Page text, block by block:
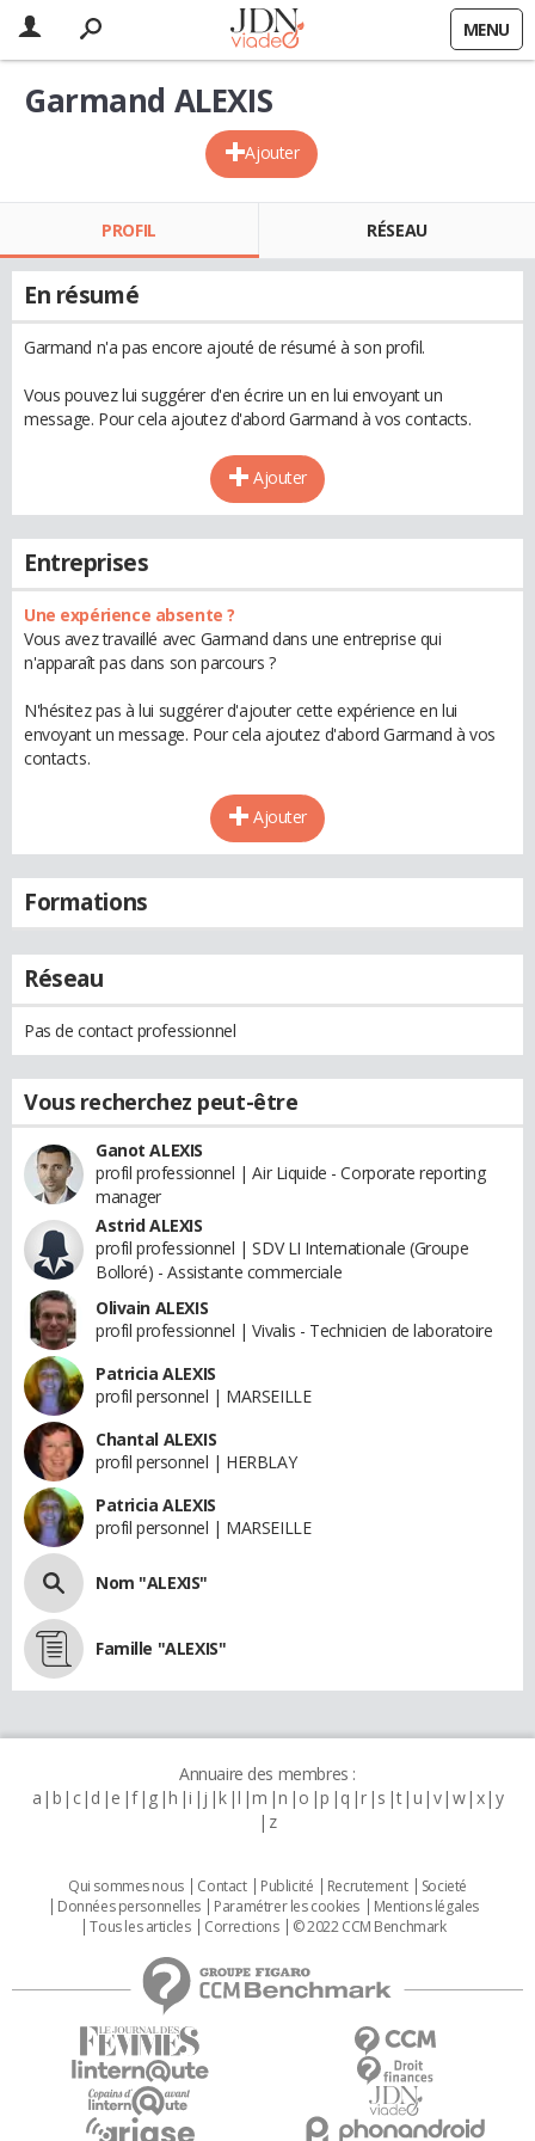
MENU
Ajouter
Garmand ALEXIS
PROFIL RÉSEAU
En résumé
Garmand n'a pas encore ajouté de résumé à son profil.
Vous pouvez lui suggérer d'en écrire un en lui envoyant un
message. Pour cela ajoutez d'abord Garmand à vos contacts.
Ajouter
Entreprises
Une expérience absente ?
Vous avez travaillé avec Garmand dans une entreprise qui
n'apparaît pas dans son parcours ?
N'hésitez pas à lui suggérer d'ajouter cette expérience en lui
envoyant un message. Pour cela ajoutez d'abord Garmand à vos
contacts.
Ajouter
Formations
Réseau
Pas de contact professionnel
Vous recherchez peut-être
Ganot ALEXIS
profil professionnel | Air Liquide - Corporate reporting
manager
Astrid ALEXIS
profil professionnel | SDV LI Internationale (Groupe
Bolloré) - Assistante commerciale
Olivain ALEXIS
profil professionnel | Vivalis - Technicien de laboratoire
Patricia ALEXIS
profil personnel | MARSEILLE
Chantal ALEXIS
profil personnel | HERBLAY
Patricia ALEXIS
profil personnel | MARSEILLE
Nom "ALEXIS"
Famille "ALEXIS"
Annuaire des membres :
a b c d e f g h i j k l m n o p q r s t u v w x y
z
Qui sommes nous Contact Publicité Recrutement
Societé
Données personnelles
Paramétrer les cookies
Mentions légales
Tous les articles
Corrections © 2022 CCM Benchmark